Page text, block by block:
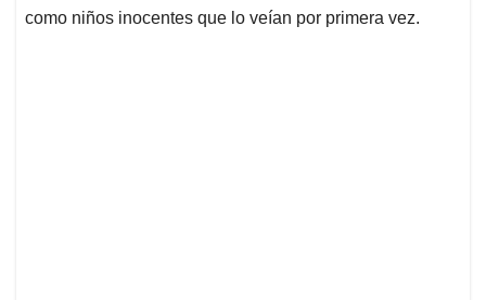
como niños inocentes que lo veían por primera vez.